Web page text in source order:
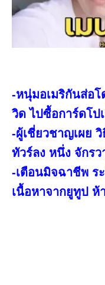
-หนุ่มอเมริกันส่อโ
วิด ไปซื้อการ์ดโป
-ผู้เชี่ยวชาญเผย
ทัวร์ลง หนึ่ง จักรว
-เตือนมิจฉาชีพ ร
เนื้อหาจากยูทูป ห้